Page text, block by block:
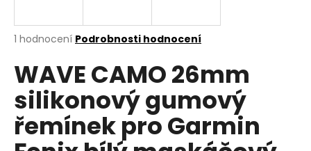
Průměrné
produktu
je
z
5
hvězdiček.
1 hodnocení Podrobnosti hodnocení
WAVE CAMO 26mm
silikonový gumový
řemínek pro Garmin
j
t
?